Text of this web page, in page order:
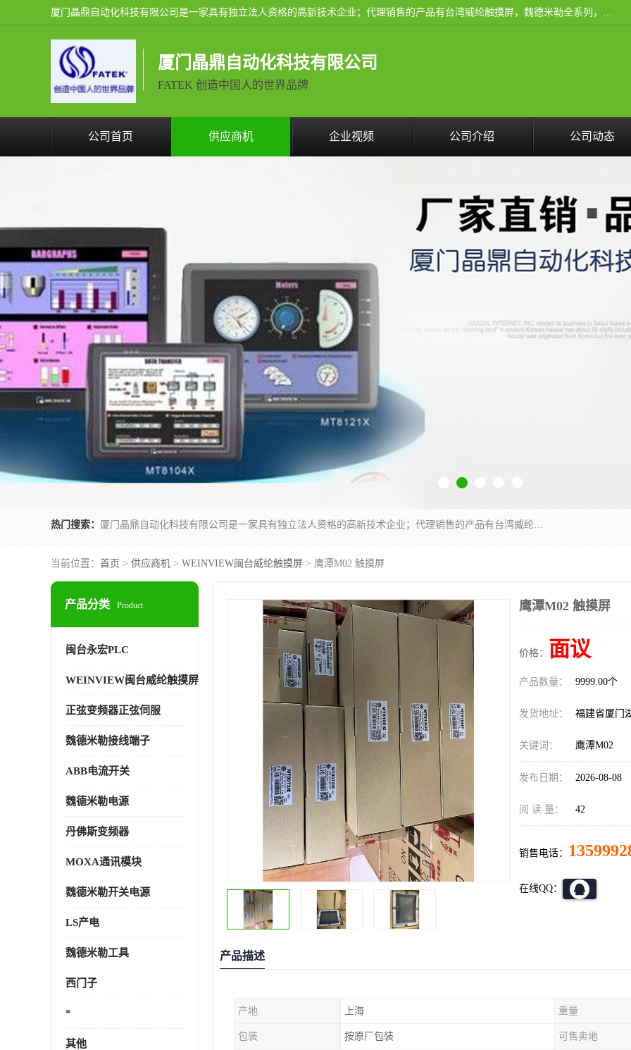
厦门晶鼎自动化科技有限公司是一家具有独立法人资格的高新技术企业；代理销售的产品有台湾威纶触摸屏，魏德米勒全系列，永宏触摸屏,威纶触摸屏,台湾威纶weinview触摸屏,台湾永宏PLC，FATEK,永宏伺服,图儿克总线，施耐德，欧姆龙，西门子，富士变频，K&N蓝系列， BUSSMANN，松下变频器，丹佛斯变频器等。
厦门晶鼎自动化科技有限公司
FATEK 创造中国人的世界品牌
公司首页 供应商机 企业视频 公司介绍 公司动态
热门搜索： 厦门晶鼎自动化科技有限公司是一家具有独立法人资格的高新技术企业；代理销售的产品有台湾威纶触摸屏，魏德米勒全系列，永宏触摸屏,威纶触摸屏,台湾威纶weinview触摸屏,台湾永宏PLC，FATEK,永宏伺服,图儿克总线，施耐德，欧姆龙，西门子，富士变频，K&N蓝系列， BUSSMANN，松下变频器，丹佛斯变频器等。
当前位置： 首页 > 供应商机 > WEINVIEW闽台威纶触摸屏 > 鹰潭M02 触摸屏
产品分类 Product
闽台永宏PLC
WEINVIEW闽台威纶触摸屏
正弦变频器正弦伺服
魏德米勒接线端子
ABB电流开关
魏德米勒电源
丹佛斯变频器
MOXA通讯模块
魏德米勒开关电源
LS产电
魏德米勒工具
西门子
*
其他
鹰潭M02 触摸屏
价格： 面议
产品数量： 9999.00个
发货地址： 福建省厦门
关键词： 鹰潭M02
发布日期： 2026-08-08
阅 读 量： 42
销售电话：
在线QQ：
产品描述
产地 上海 重量
包装 按原厂包装 可售卖地